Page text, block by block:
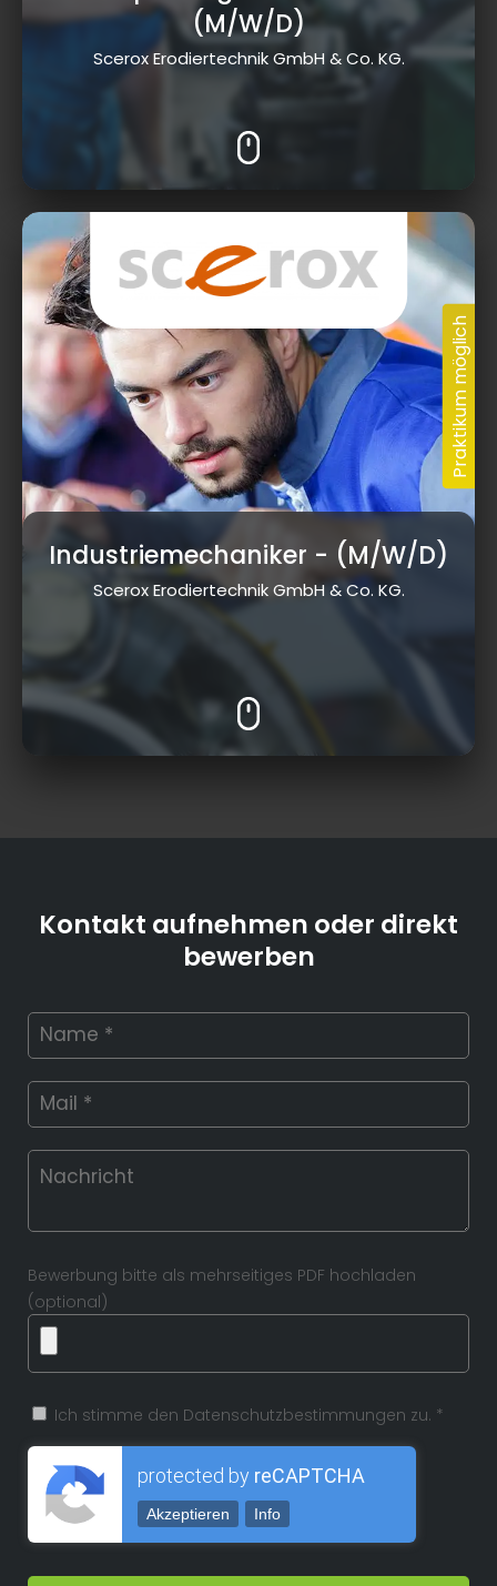
(M/W/D)
Scerox Erodiertechnik GmbH & Co. KG.
Dr.-Ludwig-Vierling-Str. 12, 96257 Redwitz
a.d.Rodach
Industriemechaniker - (M/W/D)
Scerox Erodiertechnik GmbH & Co. KG.
Kontakt aufnehmen oder direkt
bewerben
Bewerbung bitte als mehrseitiges PDF hochladen
(optional)
Ich stimme den Datenschutzbestimmungen zu. *
protected by reCAPTCHA
Akzeptieren Info